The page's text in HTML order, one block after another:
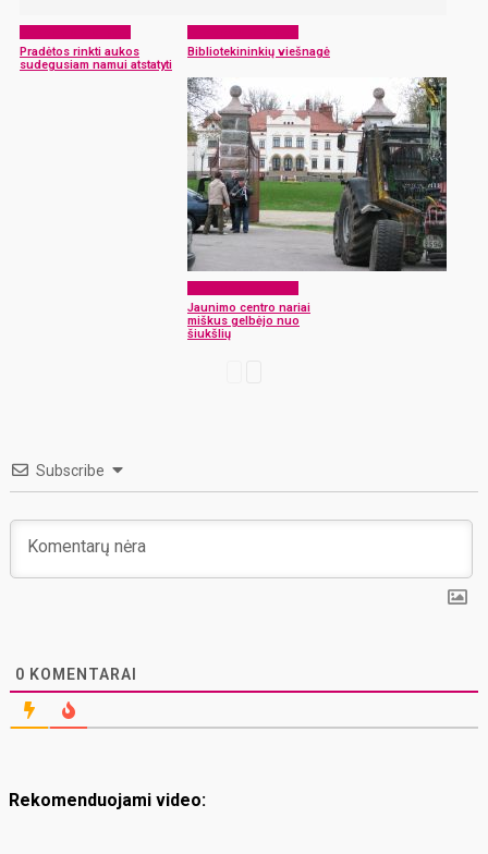
Pradėtos rinkti aukos
sudegusiam namui atstatyti
Bibliotekininkių viešnagė
Jaunimo centro nariai
miškus gelbėjo nuo
šiukšlių
Subscribe
0 KOMENTARAI
Rekomenduojami video: